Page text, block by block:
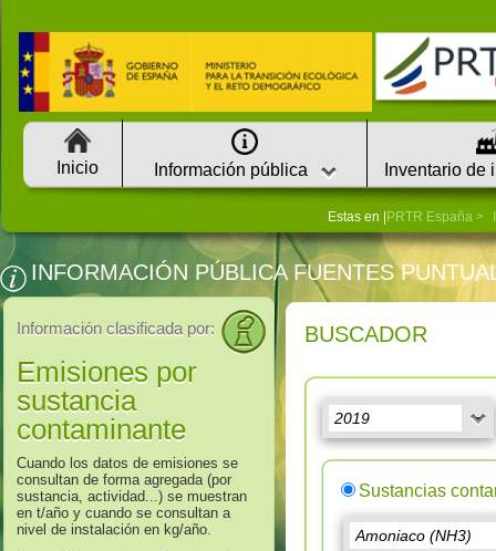
Inicio Información pública Inventario de
Estas en | PRTR España
INFORMACIÓN PÚBLICA FUENTES
Información clasificada por:
Emisiones por
sustancia
contaminante
Cuando los datos de emisiones se
consultan de forma agregada (por
sustancia, actividad...) se muestran
en t/año y cuando se consultan a
nivel de instalación en kg/año.
BUSCADOR
Sustancias